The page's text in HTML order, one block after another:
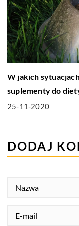
W jakich
suplementy do
25-11-2020
DODAJ